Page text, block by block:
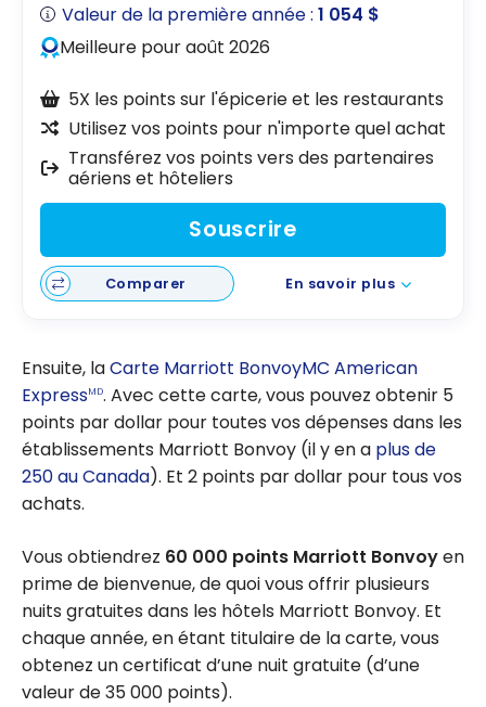
Valeur de la première année :1 054 $
Meilleure pour août 2026
5X les points sur l'épicerie et les restaurants
Utilisez vos points pour n'importe quel achat
Transférez vos points vers des partenaires
aériens et hôteliers
Souscrire
Comparer En savoir plus
Ensuite, laCarte Marriott BonvoyMC American
ExpressMD. Avec cette carte, vous pouvez obtenir 5
points par dollar pour toutes vos dépenses dans les
établissements Marriott Bonvoy (il y en a plus de
250 au Canada). Et 2 points par dollar pour tous vos
achats.
Vous obtiendrez 60 000 points Marriott Bonvoyen
prime de bienvenue, de quoi vous offrir plusieurs
nuits gratuites dans les hôtels Marriott Bonvoy. Et
chaque année, en étant titulaire de la carte, vous
obtenez un certificat d’une nuit gratuite (d’une
valeur de 35 000 points).